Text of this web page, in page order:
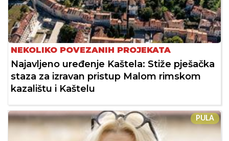
NEKOLIKO POVEZANIH PROJEKATA
Najavljeno uređenje Kaštela: Stiže pješačka
staza za izravan pristup Malom rimskom
kazalištu i Kaštelu
PULA